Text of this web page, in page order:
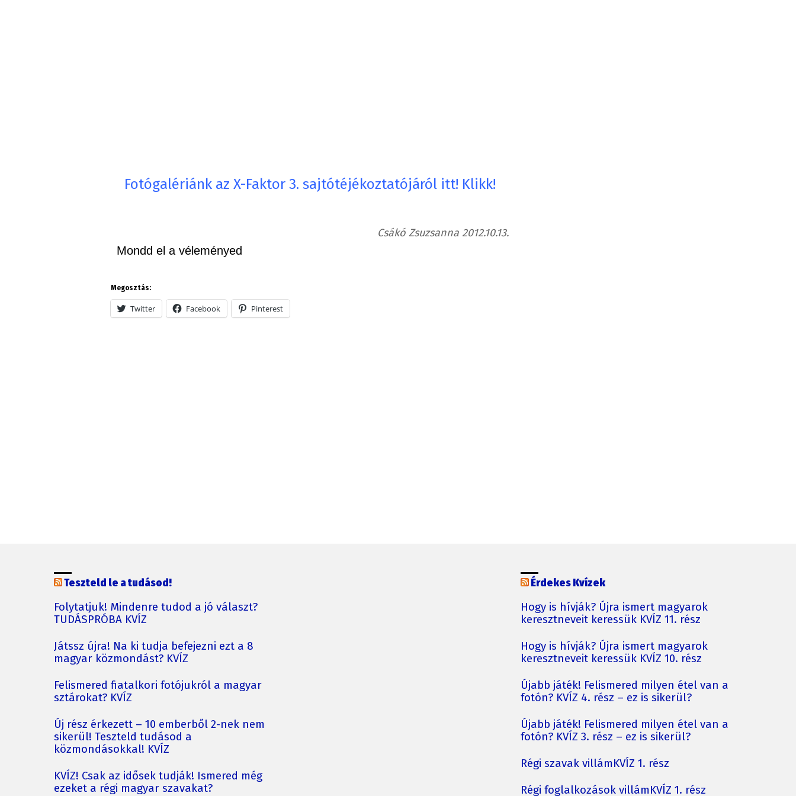
Fotógalériánk az X-Faktor 3. sajtótéjékoztatójáról itt! Klikk!
Csákó Zsuzsanna 2012.10.13.
Mondd el a véleményed
Megosztás:
Twitter Facebook Pinterest
Teszteld le a tudásod!
Folytatjuk! Mindenre tudod a jó választ?
TUDÁSPRÓBA KVÍZ
Játssz újra! Na ki tudja befejezni ezt a 8
magyar közmondást? KVÍZ
Felismered fiatalkori fotójukról a magyar
sztárokat? KVÍZ
Új rész érkezett – 10 emberből 2-nek nem
sikerül! Teszteld tudásod a
közmondásokkal! KVÍZ
KVÍZ! Csak az idősek tudják! Ismered még
ezeket a régi magyar szavakat?
Érdekes Kvízek
Hogy is hívják? Újra ismert magyarok
keresztneveit keressük KVÍZ 11. rész
Hogy is hívják? Újra ismert magyarok
keresztneveit keressük KVÍZ 10. rész
Újabb játék! Felismered milyen étel van a
fotón? KVÍZ 4. rész – ez is sikerül?
Újabb játék! Felismered milyen étel van a
fotón? KVÍZ 3. rész – ez is sikerül?
Régi szavak villámKVÍZ 1. rész
Régi foglalkozások villámKVÍZ 1. rész